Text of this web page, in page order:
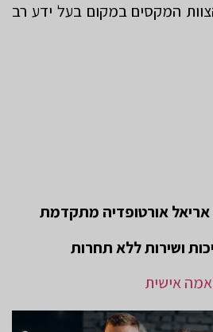
המקסים במקום בעל ידע רב
אריאל אורטופדיה מתקדמת
ושירות ללא תחרות
אישית